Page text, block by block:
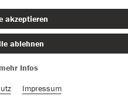
akzeptieren
ablehnen
Infos
Impressum